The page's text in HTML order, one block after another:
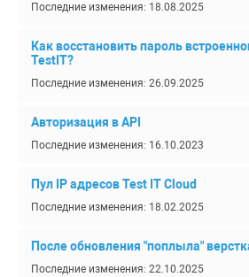
Последние изменения: 18.08.2025
Как восстановить пароль
TestIT?
Последние изменения: 26.09.2025
Авторизация в API
Последние изменения: 16.10.2023
Пул IP адресов Test IT Cloud
Последние изменения: 18.02.2025
После обновления "поплыла"
Последние изменения: 22.10.2025